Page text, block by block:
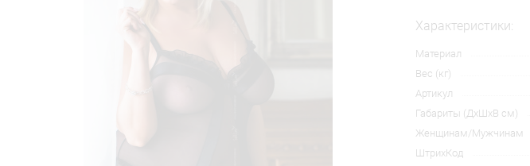
Характеристики:
Материал
Вес (кг)
Артикул
Габариты (ДхШхВ см)
Женщинам/Мужчинам
ШтрихКод